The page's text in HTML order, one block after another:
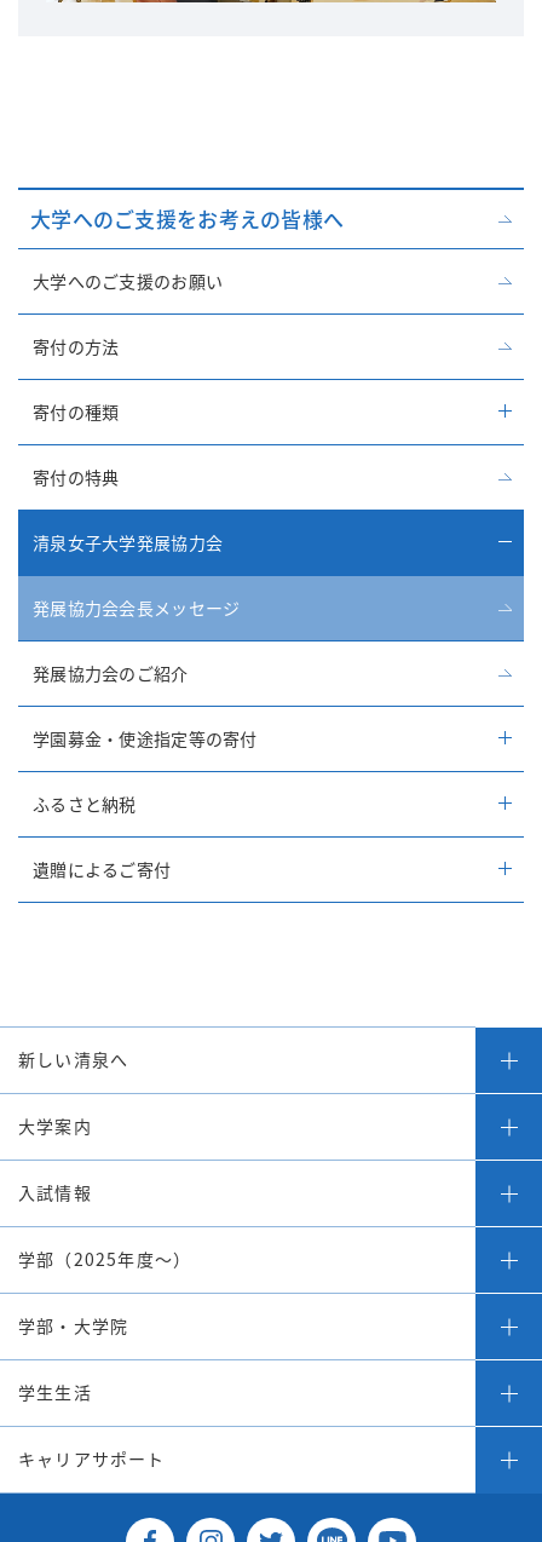
大学へのご支援をお考えの皆様へ
大学へのご支援のお願い
寄付の方法
寄付の種類
寄付の特典
清泉女子大学発展協力会
発展協力会会長メッセージ
発展協力会のご紹介
学園募金・使途指定等の寄付
ふるさと納税
遺贈によるご寄付
新しい清泉へ
大学案内
入試情報
学部（2025年度～）
学部・大学院
学生生活
キャリアサポート